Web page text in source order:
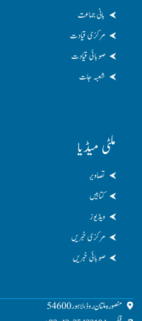
بانی جماعت
مرکزی قیادت
صوبائی قیادت
شعبہ جات
ملٹی میڈیا
تصاویر
کتابیں
ویڈیوز
مرکزی خبریں
صوبائی خبریں
منصورہ ملتان روڈ، لاہور 54600